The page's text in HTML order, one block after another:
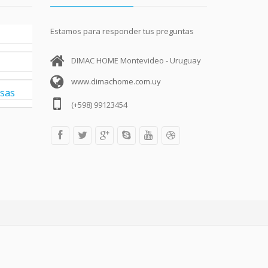
Estamos para responder tus preguntas
DIMAC HOME Montevideo - Uruguay
www.dimachome.com.uy
(+598) 99123454